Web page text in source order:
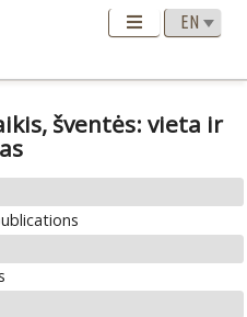
šventės: vieta ir